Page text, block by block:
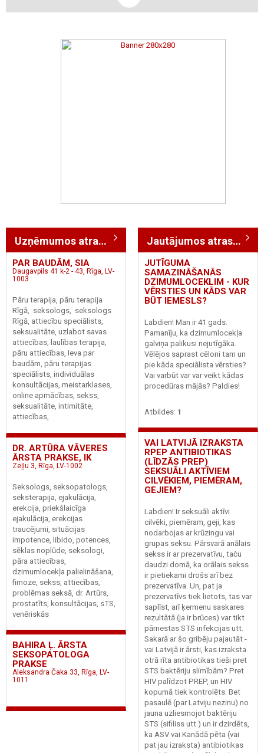
Uzņēmumos atrasts: 3
PAR BAUDĀM, SIA
Daugavpils 41 k-2 - 43, Rīga, LV-
1003
Pāru terapija, pāru terapija
Rīgā, seksologs, seksologs
Rīgā, attiecību speciālists,
seksualitāte, uzlabot savas
attiecības, laulības terapija,
pāru attiecības, Ieva par
baudām, pāru terapijas
speciālists, individuālas
konsultācijas, meistarklases,
online apmācības, sekss,
seksualitāte, intimitāte,
attiecības,
DR. ARTŪRA VĀVERES
ĀRSTA PRAKSE, IK
Zeļļu 3, Rīga, LV-1002
Seksologs, seksopatologs,
seksterapija, ejakulācija,
erekcija, priekšlaicīga
ejakulācija, erekcijas
traucējumi, situācijas
impotence, libido, potences,
sēklas noplūde, seksologi,
pāra attiecības,
dzimumlocekļa palielināšana,
fimoze, sekss, attiecības,
problēmas seksā, dr. Artūrs,
prostatīts, konsultācijas, sTS,
venēriskās
BAHIRA Ļ. ĀRSTA
SEKSOPATOLOGA
PRAKSE
Aleksandra Čaka 33, Rīga, LV-
1011
Jautājumos atrasts: 663
JUTĪGUMA
SAMAZINĀŠANĀS
DZIMUMLOCEKLIM - KUR
VĒRSTIES UN KĀDS VAR
BŪT IEMESLS?
Labdien! Man ir 41 gads.
Pamanīju, ka dzimumlocekļa
galviņa palikusi nejutīgāka.
Vēlējos saprast cēloni tam un
pie kāda speciālista vērsties?
Vai varbūt var var veikt kādas
procedūras mājās? Paldies!
Atbildes: 1
VAI LATVIJĀ IZRAKSTA
RPEP ANTIBIOTIKAS
(LĪDZĀS PREP)
SEKSUĀLI AKTĪVIEM
CILVĒKIEM, PIEMĒRAM,
GEJIEM?
Labdien! Ir seksuāli aktīvi
cilvēki, piemēram, geji, kas
nodarbojas ar krūzingu vai
grupas seksu. Pārsvarā anālais
sekss ir ar prezervatīvu, taču
daudzi domā, ka orālais sekss
ir pietiekami drošs arī bez
prezervatīva. Un, pat ja
prezervatīvs tiek lietots, tas var
saplīst, arī ķermenu saskares
rezultātā (ja ir brūces) var tikt
pārnestas STS infekcijas utt.
Sakarā ar šo gribēju pajautāt -
vai Latvijā ir ārsti, kas izraksta
otrā rīta antibiotikas tieši pret
STS baktēriju slimībām? Pret
HIV palīdzot PREP, un HIV
kopumā tiek kontrolēts. Bet
pasaulē (par Latviju nezinu) no
jauna uzliesmojot baktēriju
STS (sifiliss utt.) un ir dzirdēts,
ka ASV vai Kanādā pēta (vai
pat jau izraksta) antibiotikas